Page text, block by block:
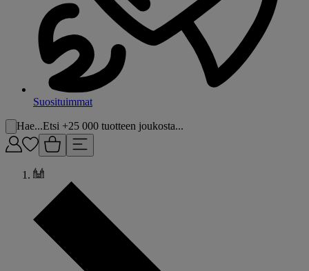
Suosituimmat
Hae...Etsi +25 000 tuotteen joukosta...